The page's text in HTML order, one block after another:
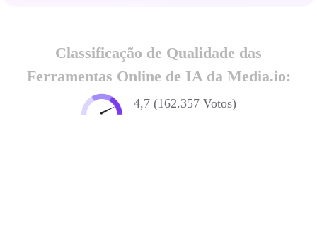
Classificação de Qualidade das
Ferramentas Online de IA da Media.io:
4,7 (162.357 Votos)